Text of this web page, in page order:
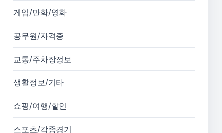
게임/만화/영화
공무원/자격증
교통/주차장정보
생활정보/기타
쇼핑/여행/할인
스포츠/각종경기